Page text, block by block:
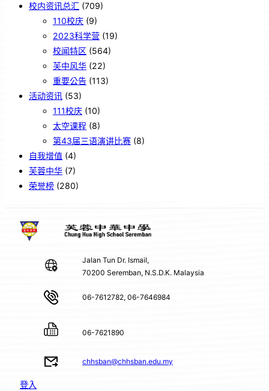
校内资讯总汇 (709)
110校庆 (9)
2023科学营 (19)
校闻特区 (564)
芙中风华 (22)
重要公告 (113)
活动资讯 (53)
111校庆 (10)
太空课程 (8)
第43届三语演讲比赛 (8)
自我增值 (4)
芙蓉中华 (7)
荣誉榜 (280)
Jalan Tun Dr. Ismail,
70200 Seremban, N.S.D.K. Malaysia
06-7612782, 06-7646984
06-7621890
chhsban@chhsban.edu.my
登入